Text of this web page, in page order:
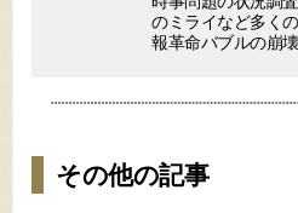
のミライなど多く
報革命バブルの崩
その他の記事